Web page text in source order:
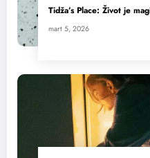
Tidža’s Place: Život je
mart 5, 2026